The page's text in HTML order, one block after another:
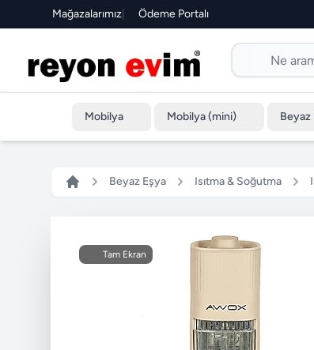
Mağazalarımız| Ödeme Portalı
Mobilya Mobilya (mini) Beyaz
Beyaz Eşya Isıtma & Soğutma
Tam Ekran